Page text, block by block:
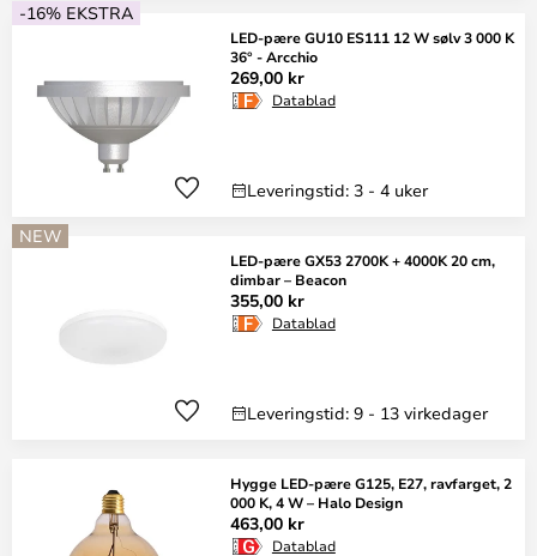
-16% EKSTRA
LED-pære GU10 ES111 12 W sølv 3 000 K
36° - Arcchio
269,00 kr
Datablad
Leveringstid: 3 - 4 uker
NEW
LED-pære GX53 2700K + 4000K 20 cm,
dimbar – Beacon
355,00 kr
Datablad
Leveringstid: 9 - 13 virkedager
Hygge LED-pære G125, E27, ravfarget, 2
000 K, 4 W – Halo Design
463,00 kr
Datablad